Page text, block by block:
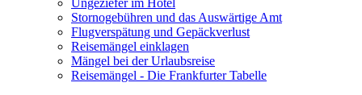
Ungeziefer im Hotel
Stornogebühren und das Auswärtige Amt
Flugverspätung und Gepäckverlust
Reisemängel einklagen
Mängel bei der Urlaubsreise
Reisemängel - Die Frankfurter Tabelle